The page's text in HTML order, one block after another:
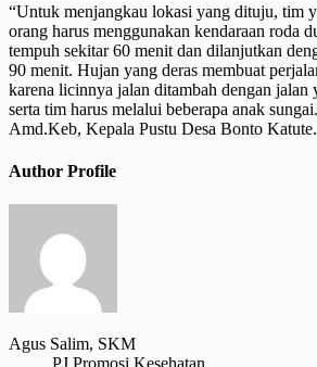
“Untuk menjangkau lokasi yang dituju, tim
orang harus menggunakan kendaraan roda
tempuh sekitar 60 menit dan dilanjutkan
90 menit. Hujan yang deras membuat
karena licinnya jalan ditambah dengan jalan
serta tim harus melalui beberapa anak
Amd.Keb, Kepala Pustu Desa Bonto Katute.
Author Profile
Agus Salim, SKM